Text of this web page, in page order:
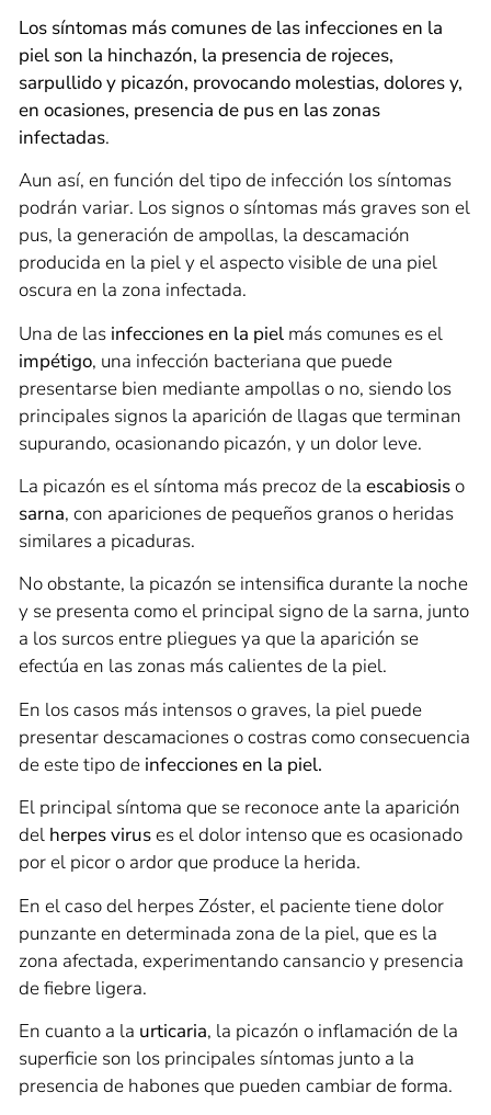
Los síntomas más comunes de las infecciones en la
piel son la hinchazón, la presencia de rojeces,
sarpullido y picazón, provocando molestias, dolores y,
en ocasiones, presencia de pus en las zonas
infectadas.
Aun así, en función del tipo de infección los síntomas
podrán variar. Los signos o síntomas más graves son el
pus, la generación de ampollas, la descamación
producida en la piel y el aspecto visible de una piel
oscura en la zona infectada.
Una de las infecciones en la piel más comunes es el
impétigo, una infección bacteriana que puede
presentarse bien mediante ampollas o no, siendo los
principales signos la aparición de llagas que terminan
supurando, ocasionando picazón, y un dolor leve.
La picazón es el síntoma más precoz de la escabiosiso
sarna, con apariciones de pequeños granos o heridas
similares a picaduras.
No obstante, la picazón se intensifica durante la noche
y se presenta como el principal signo de la sarna, junto
a los surcos entre pliegues ya que la aparición se
efectúa en las zonas más calientes de la piel.
En los casos más intensos o graves, la piel puede
presentar descamaciones o costras como consecuencia
de este tipo de infecciones en la piel.
El principal síntoma que se reconoce ante la aparición
del herpes viruses el dolor intenso que es ocasionado
por el picor o ardor que produce la herida.
En el caso del herpes Zóster, el paciente tiene dolor
punzante en determinada zona de la piel, que es la
zona afectada, experimentando cansancio y presencia
de fiebre ligera.
En cuanto a la urticaria, la picazón o inflamación de la
superficie son los principales síntomas junto a la
presencia de habones que pueden cambiar de forma.